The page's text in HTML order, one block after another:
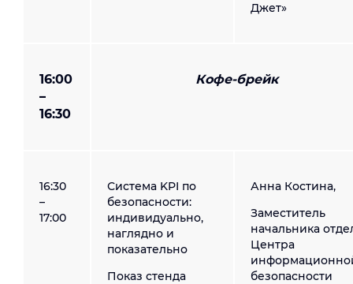
Джет»
16:00
–
16:30
Кофе-брейк
16:30
–
17:00
Система KPI по
безопасности:
индивидуально,
наглядно и
показательно
Показ стенда
Анна Костина,
Заместитель
начальника
Центра
безопасности